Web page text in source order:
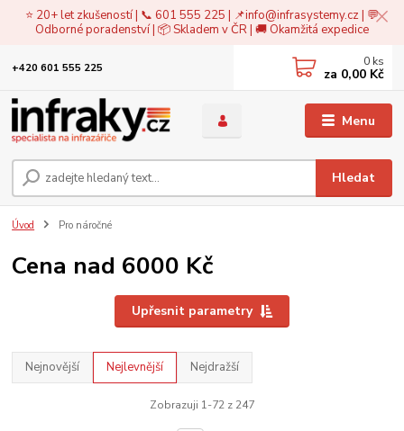
⭐ 20+ let zkušeností | 📞 601 555 225 | 📌info@infrasystemy.cz| 💬
Odborné poradenství | 📦 Skladem v ČR | 🚚 Okamžitá expedice
Menu
Hledat
+420 601 555 225 0 ks
za 0,00 Kč
Úvod Pro náročné
Cena nad 6000 Kč
Upřesnit parametry
Nejnovější Nejlevnější Nejdražší
Zobrazuji 1-72 z 247